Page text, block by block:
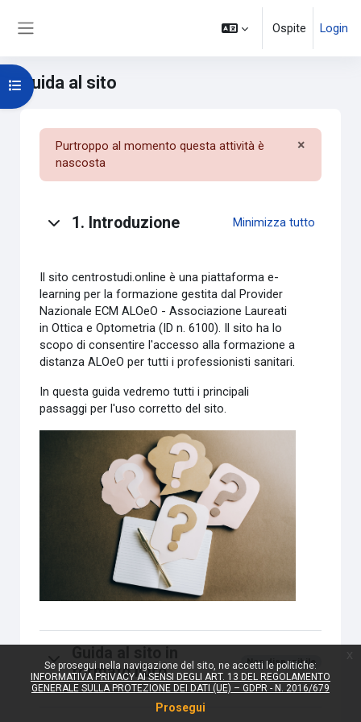
Ospite Login
Guida al sito
Apri indice del corso
Purtroppo al momento questa attività è
nascosta
×
1. Introduzione Minimizza tutto
Il sito centrostudi.online è una piattaforma e-
learning per la formazione gestita dal Provider
Nazionale ECM ALOeO - Associazione Laureati
in Ottica e Optometria (ID n. 6100). Il sito ha lo
scopo di consentire l'accesso alla formazione a
distanza ALOeO per tutti i professionisti sanitari.
In questa guida vedremo tutti i principali
passaggi per l'uso corretto del sito.
formato libro
Non disponibile
Se prosegui nella navigazione del sito, ne accetti le politiche:
INFORMATIVA PRIVACY AI SENSI DEGLI ART. 13 DEL REGOLAMENTO
GENERALE SULLA PROTEZIONE DEI DATI (UE) – GDPR - N. 2016/679
Prosegui